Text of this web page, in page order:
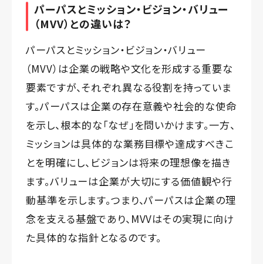
パーパスとミッション・ビジョン・バリュー
（MVV）との違いは？
パーパスとミッション・ビジョン・バリュー
（MVV）は企業の戦略や文化を形成する重要な
要素ですが、それぞれ異なる役割を持っていま
す。パーパスは企業の存在意義や社会的な使命
を示し、根本的な「なぜ」を問いかけます。一方、
ミッションは具体的な業務目標や達成すべきこ
とを明確にし、ビジョンは将来の理想像を描き
ます。バリューは企業が大切にする価値観や行
動基準を示します。つまり、パーパスは企業の理
念を支える基盤であり、MVVはその実現に向け
た具体的な指針となるのです。